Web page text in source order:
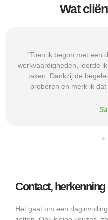
Wat
"Toen ik begon met een
werkvaardigheden, leerde
taken. Dankzij de
proberen en merk ik
Contact,
Het gaat om een